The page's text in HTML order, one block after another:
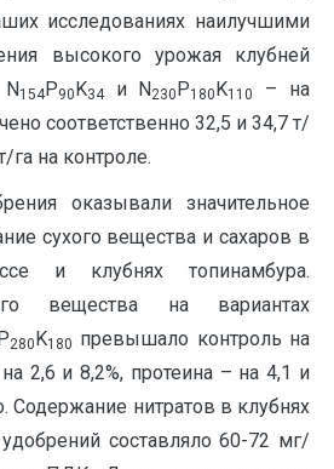
исследованиях наилучшими
высокого урожая клубней
154P90K34 и N230P180K110
– на
соответственно 32,5 и 34,7 т/
га на контроле.
оказывали значительное
сухого вещества и сахаров в
и клубнях топинамбура.
вещества на вариантах
280K180 превышало контроль на
2,6 и 8,2%, протеина – на 4,1 и
Содержание нитратов в клубнях
составляло 60-72 мг/